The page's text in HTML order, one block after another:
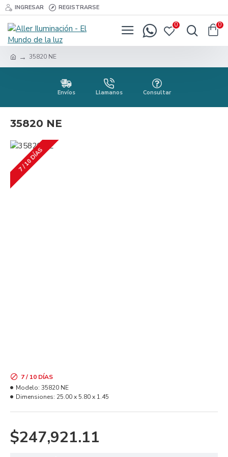
INGRESAR REGISTRARSE
0 0
35820 NE
Envíos Llamanos Consultar
35820 NE
7 / 10 DÍAS
7 / 10 DÍAS
Modelo: 35820 NE
Dimensiones: 25.00 x 5.80 x 1.45
$247,921.11